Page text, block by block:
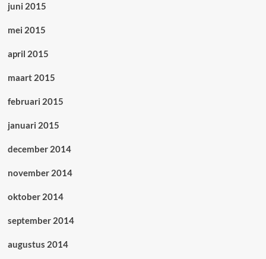
juni 2015
mei 2015
april 2015
maart 2015
februari 2015
januari 2015
december 2014
november 2014
oktober 2014
september 2014
augustus 2014